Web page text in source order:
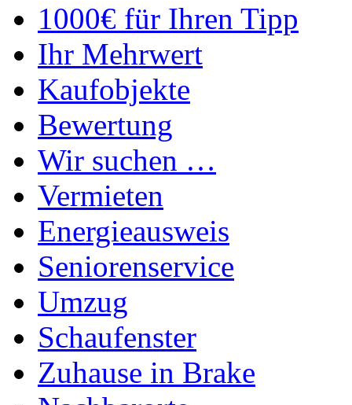
1000€ für Ihren Tipp
Ihr Mehrwert
Kaufobjekte
Bewertung
Wir suchen …
Vermieten
Energieausweis
Seniorenservice
Umzug
Schaufenster
Zuhause in Brake